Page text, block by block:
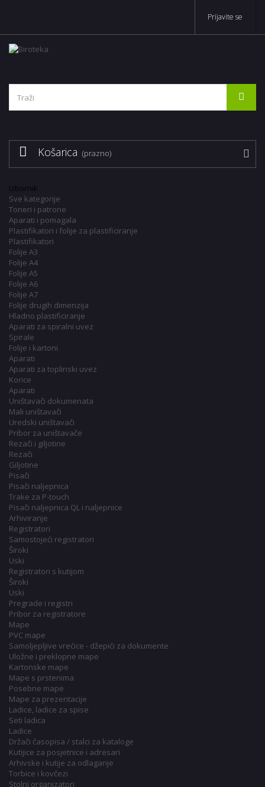
Prijavite se
Košarica (prazno)
Izbornik
Sve kategorije
Toneri i patrone
Aparati i pomagala
Plastifikatori i folije za plastificiranje
Plastifikatori
Folije A3
Folije A4
Folije A5
Folije A6
Folije A7
Folije drugih dimenzija
Hladno plastificiranje
Aparati za spiralni uvez
Spirale
Folije i kartoni
Aparati
Aparati za toplinski uvez
Korice
Aparati
Uništavači dokumenata
Mali uništavači
Uredski uništavači
Pribor za uništavače
Rezači i giljotine
Rezači
Giljotine
Pisači
Pisači naljepnica
Trake za P-touch
Pisači naljepnica QL i naljepnice
Arhiviranje
Registratori
Samostojeći registratori
Široki
Uski
Registratori s kutijom
Široki
Uski
Pregrade i registri
Pribor za registratore
Mape
PVC mape
Samoljepljive vrećice - džepići za dokumente
Uložne i preklopne mape
Kartonske mape
Mape s prstenima
Posebne mape
Mape za prezentacije
Ladice, ladice za spise
Seti ladica
Ladice
Držači časopisa / stalci za kataloge
Kutijice za posjetnice i adresari
Arhivske i kutije za odlaganje
Torbice i kovčezi
Stolni organizatori